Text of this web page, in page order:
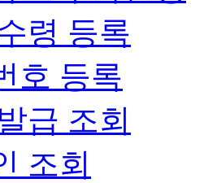
령 등록
호 등록
급 조회
조회